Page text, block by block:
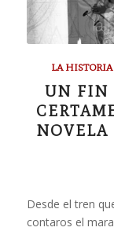
LA
UN FIN
Desde el tren
contaros el